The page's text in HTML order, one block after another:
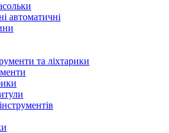
автоматичні
та ліхтарики